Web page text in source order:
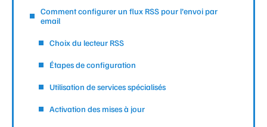
Comment configurer un flux RSS pour l’envoi par
email
Choix du lecteur RSS
Étapes de configuration
Utilisation de services spécialisés
Activation des mises à jour